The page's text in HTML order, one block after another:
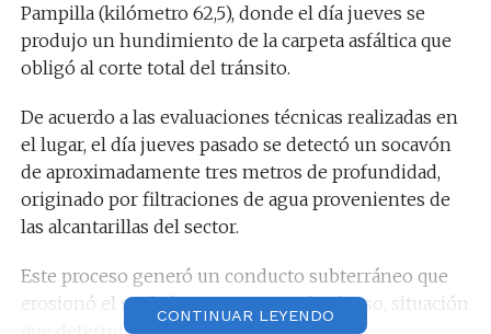
Pampilla (kilómetro 62,5), donde el día jueves se
produjo un hundimiento de la carpeta asfáltica que
obligó al corte total del tránsito.
De acuerdo a las evaluaciones técnicas realizadas en
el lugar, el día jueves pasado se detectó un socavón
de aproximadamente tres metros de profundidad,
originado por filtraciones de agua provenientes de
las alcantarillas del sector.
Este proceso generó un conducto subterráneo que
erosionó el suelo hasta provocar el colapso, situación
CONTINUAR LEYENDO